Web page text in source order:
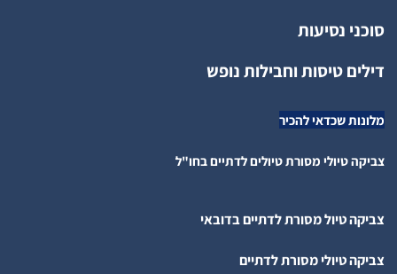
סוכני נסיעות
דילים טיסות וחבילות נופש
מלונות שכדאי להכיר
צביקה טיולי מסורת טיולים לדתיים בחו"ל
צביקה טיול מסורת לדתיים בדובאי
צביקה טיולי מסורת לדתיים